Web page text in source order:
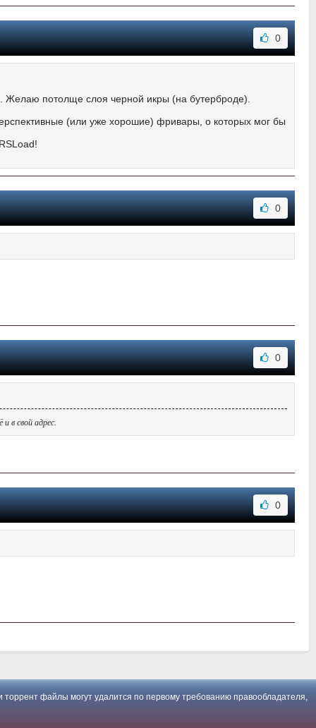
0
потолще слоя черной икры (на бутерброде).
(или уже хорошие) фривары, о которых мог бы
0
0
в свой адрес.
0
файлы могут удалится по первому требованию правообладателя,